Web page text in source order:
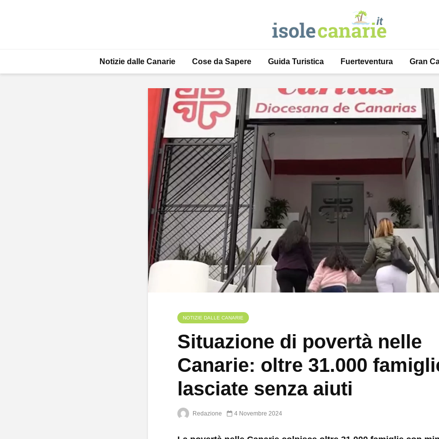
Notizie dalle Canarie Cose da Sapere Guida Turistica Fuerteventura Gran
NOTIZIE DALLE CANARIE
Situazione di povertà nelle
Canarie: oltre 31.000
lasciate senza aiuti
Redazione 4 Novembre 2024